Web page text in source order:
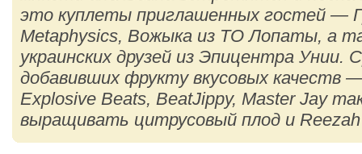
это куплеты приглашенных гостей —
Metaphysics, Вожыка из ТО Лопаты, а
украинских друзей из Эпицентра Унии.
добавивших фрукту вкусовых качеств
Explosive Beats, BeatJippy, Master Jay
выращивать цитрусовый плод и